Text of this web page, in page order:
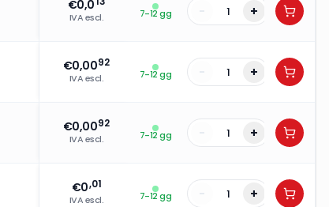
€0,0
IVA escl.
7-12 gg - +
€0,0092
IVA escl.
7-12 gg - +
€0,0092
IVA escl.
7-12 gg - +
€0,01
IVA escl.
7-12 gg - +